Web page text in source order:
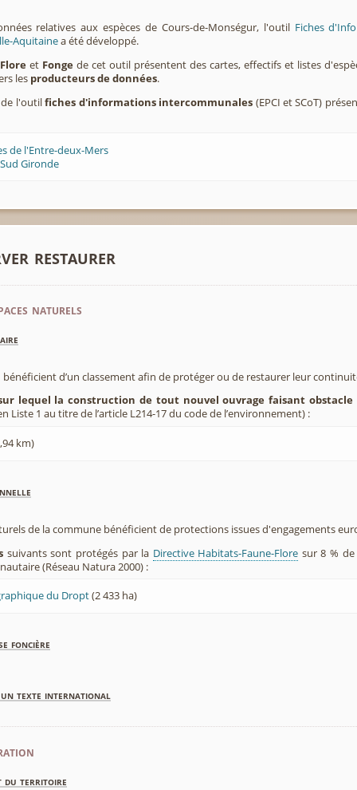
relatives aux espèces de Cours-de-Monségur, l'outil Fiches
Aquitainea été développé.
Flore et Fonge de cet outil présentent des cartes, effectifs et listes
les producteurs de données.
de l'outilfiches d'informations intercommunales (EPCI et SCoT)
de l'Entre-deux-Mers
Gironde
restaurer
naturels
bénéficient d’un classement afin de protéger ou de restaurer leur
lequel la construction de tout nouvel ouvrage faisant
Liste 1 au titre de l’article L214-17 du code de l’environnement) :
km)
de la commune bénéficient de protections issues d'engagements
suivants sont protégés par la Directive Habitats-Faune-Flore sur 8 %
(Réseau Natura 2000) :
du Dropt(2 433 ha)
foncière
texte international
du territoire